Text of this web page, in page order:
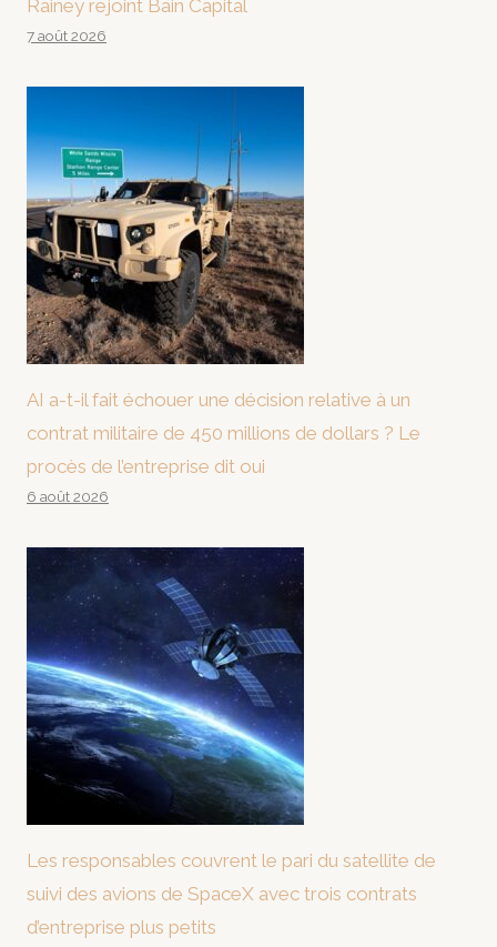
Rainey rejoint Bain Capital
7 août 2026
AI a-t-il fait échouer une décision relative à un
contrat militaire de 450 millions de dollars ? Le
procès de l’entreprise dit oui
6 août 2026
Les responsables couvrent le pari du satellite de
suivi des avions de SpaceX avec trois contrats
d’entreprise plus petits